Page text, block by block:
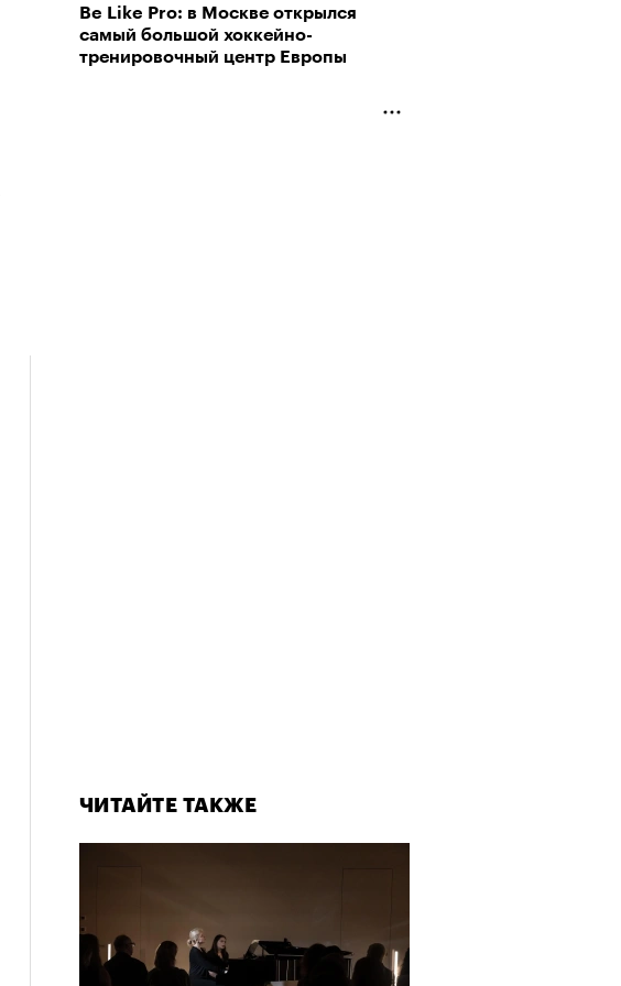
Be Like Pro: в Москве открылся
самый большой хоккейно-
тренировочный центр Европы
ЧИТАЙТЕ ТАКЖЕ